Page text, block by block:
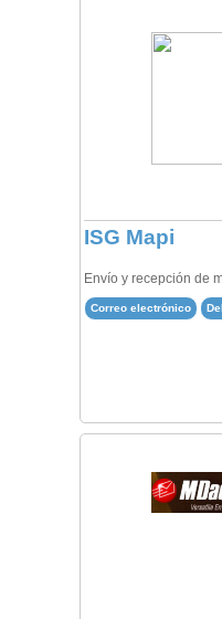
ISG Mapi
Envío y recepción de
Correo electrónico